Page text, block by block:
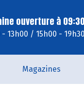
ouverture à
13h00 / 15h00 - 19h30
Magazines